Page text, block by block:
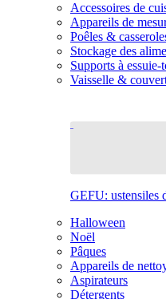
Accessoires de
Appareils de
Poêles &
Stockage des
Supports à essuie-
Vaisselle &
GEFU: ustensiles
Halloween
Noël
Pâques
Appareils de
Aspirateurs
Détergents